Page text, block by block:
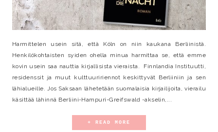
Harmittelen usein sitä, että Köln on niin kaukana Berliinistä.
Henkilökohtaisten syiden ohella minua harmittaa se, että emme
kovin usein saa nauttia kirjallisista vieraista. Finnlandia Instituutti,
residenssit ja muut kulttuuririennot keskittyvät Berliiniin ja sen
lähialueille. Jos Saksaan lähetetään suomalaisia kirjailijoita, vierailu
käsittää lähinnä Berliini-Hampuri-Greifswald -akselin,...
+ READ MORE